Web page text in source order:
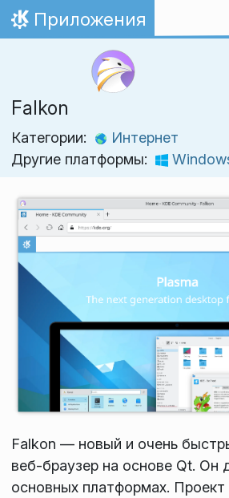
Перейти к содержимому
На главную
Приложения
Falkon
Категории:
Интернет
Другие платформы:
Falkon — новый и очень
веб-браузер на основе Qt. Он
основных платформах. Проект